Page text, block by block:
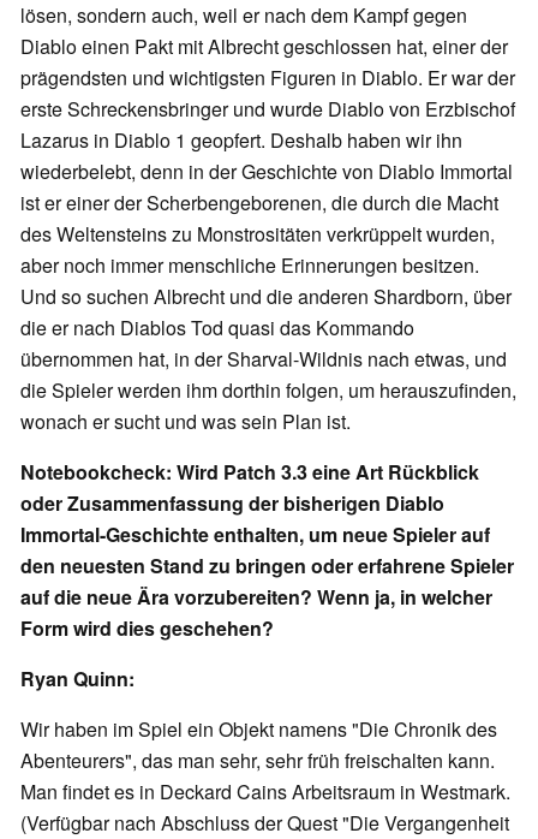
lösen, sondern auch, weil er nach dem Kampf gegen
Diablo einen Pakt mit Albrecht geschlossen hat, einer der
prägendsten und wichtigsten Figuren in Diablo. Er war der
erste Schreckensbringer und wurde Diablo von Erzbischof
Lazarus in Diablo 1 geopfert. Deshalb haben wir ihn
wiederbelebt, denn in der Geschichte von Diablo Immortal
ist er einer der Scherbengeborenen, die durch die Macht
des Weltensteins zu Monstrositäten verkrüppelt wurden,
aber noch immer menschliche Erinnerungen besitzen.
Und so suchen Albrecht und die anderen Shardborn, über
die er nach Diablos Tod quasi das Kommando
übernommen hat, in der Sharval-Wildnis nach etwas, und
die Spieler werden ihm dorthin folgen, um herauszufinden,
wonach er sucht und was sein Plan ist.
Notebookcheck: Wird Patch 3.3 eine Art Rückblick
oder Zusammenfassung der bisherigen Diablo
Immortal-Geschichte enthalten, um neue Spieler auf
den neuesten Stand zu bringen oder erfahrene Spieler
auf die neue Ära vorzubereiten? Wenn ja, in welcher
Form wird dies geschehen?
Ryan Quinn:
Wir haben im Spiel ein Objekt namens "Die Chronik des
Abenteurers", das man sehr, sehr früh freischalten kann.
Man findet es in Deckard Cains Arbeitsraum in Westmark.
(Verfügbar nach Abschluss der Quest "Die Vergangenheit